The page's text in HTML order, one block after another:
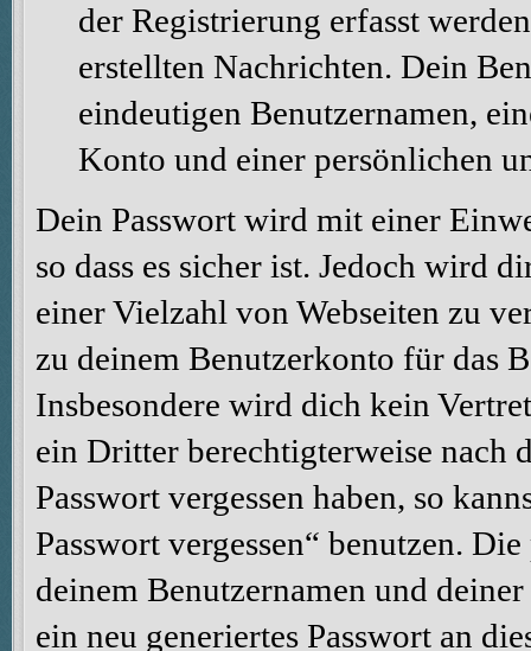
der Registrierung erfasst
erstellten Nachrichten. Dein
eindeutigen Benutzernamen,
Konto und einer persönlichen
Dein Passwort wird mit einer
so dass es sicher ist. Jedoch wird
einer Vielzahl von Webseiten zu
zu deinem Benutzerkonto für das
Insbesondere wird dich kein
ein Dritter berechtigterweise nach
Passwort vergessen haben, so
Passwort vergessen“ benutzen.
deinem Benutzernamen und
ein neu generiertes Passwort an